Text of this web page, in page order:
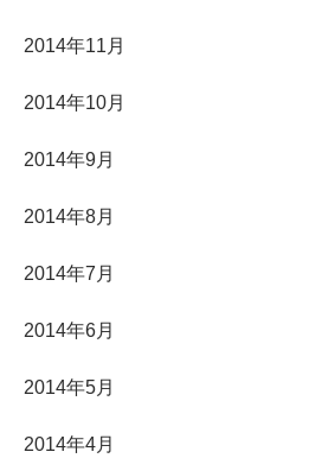
2014年11月
2014年10月
2014年9月
2014年8月
2014年7月
2014年6月
2014年5月
2014年4月